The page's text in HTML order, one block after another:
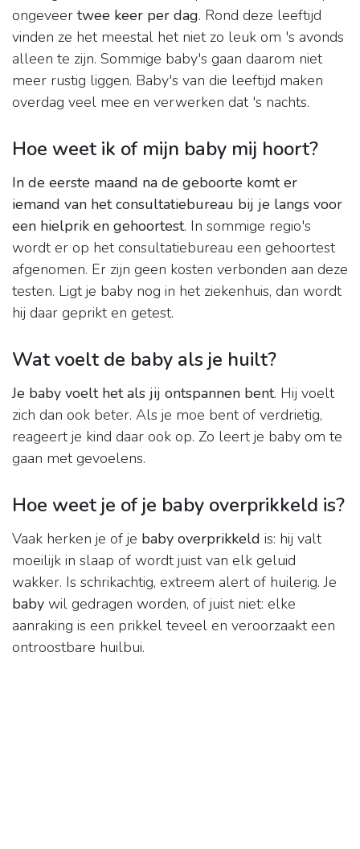
ongeveer twee keer per dag. Rond deze leeftijd
vinden ze het meestal het niet zo leuk om 's avonds
alleen te zijn. Sommige baby's gaan daarom niet
meer rustig liggen. Baby's van die leeftijd maken
overdag veel mee en verwerken dat 's nachts.
Hoe weet ik of mijn baby mij hoort?
In de eerste maand na de geboorte komt er
iemand van het consultatiebureau bij je langs voor
een hielprik en gehoortest. In sommige regio's
wordt er op het consultatiebureau een gehoortest
afgenomen. Er zijn geen kosten verbonden aan deze
testen. Ligt je baby nog in het ziekenhuis, dan wordt
hij daar geprikt en getest.
Wat voelt de baby als je huilt?
Je baby voelt het als jij ontspannen bent. Hij voelt
zich dan ook beter. Als je moe bent of verdrietig,
reageert je kind daar ook op. Zo leert je baby om te
gaan met gevoelens.
Hoe weet je of je baby overprikkeld is?
Vaak herken je of je baby overprikkeld is: hij valt
moeilijk in slaap of wordt juist van elk geluid
wakker. Is schrikachtig, extreem alert of huilerig. Je
baby wil gedragen worden, of juist niet: elke
aanraking is een prikkel teveel en veroorzaakt een
ontroostbare huilbui.